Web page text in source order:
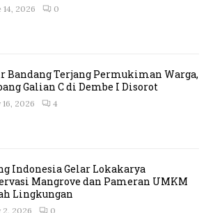
14, 2026 0
Bandang Terjang Permukiman Warga,
Galian C di Dembe I Disorot
16, 2026 4
Indonesia Gelar Lokakarya
Mangrove dan Pameran UMKM
Lingkungan
2, 2026 0